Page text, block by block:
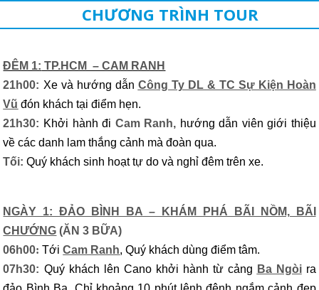
CHƯƠNG TRÌNH TOUR
ĐÊM 1: TP.HCM – CAM RANH
21h00: Xe và hướng dẫn Công Ty DL & TC Sự Kiện Hoàn
Vũ đón khách tại điểm hẹn.
21h30: Khởi hành đi Cam Ranh, hướng dẫn viên giới thiệu
về các danh lam thắng cảnh mà đoàn qua.
Tối: Quý khách sinh hoạt tự do và nghỉ đêm trên xe.
NGÀY 1: ĐẢO BÌNH BA – KHÁM PHÁ BÃI NỒM, BÃI
CHƯỚNG (ĂN 3 BỮA)
06h00:TớiCam Ranh, Quý khách dùng điểm tâm.
07h30: Quý khách lên Cano khởi hành từ cảng Ba Ngòira